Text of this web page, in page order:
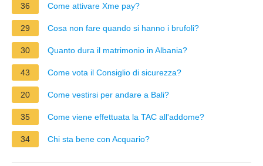
36 Come attivare Xme pay?
29 Cosa non fare quando si hanno i brufoli?
30 Quanto dura il matrimonio in Albania?
43 Come vota il Consiglio di sicurezza?
20 Come vestirsi per andare a Bali?
35 Come viene effettuata la TAC all'addome?
34 Chi sta bene con Acquario?